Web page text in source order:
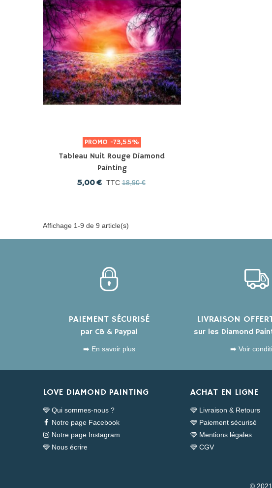
PROMO -73,55%
Tableau Nuit Rouge Diamond
Painting
5,00 € TTC 18,90 €
Affichage 1-9 de 9 article(s)
PAIEMENT SÉCURISÉ
par CB & Paypal
➡️ En savoir plus
LIVRAISON
sur les Diamond
➡️ Voir
LOVE DIAMOND PAINTING
Qui sommes-nous ?
Notre page Facebook
Notre page Instagram
Nous écrire
ACHAT EN LIGNE
Livraison & Retours
Paiement sécurisé
Mentions légales
CGV
©